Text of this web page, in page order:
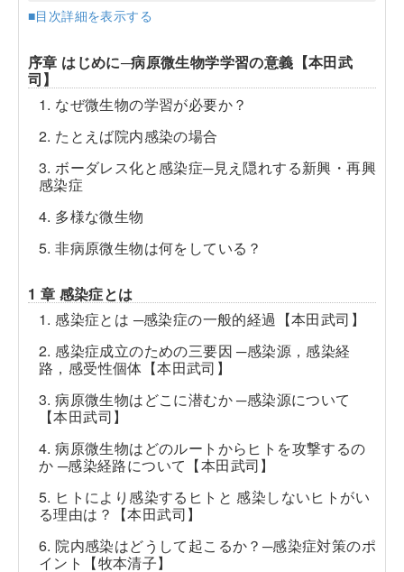
■目次詳細を表示する
序章 はじめに─病原微生物学学習の意義【本田武
司】
1. なぜ微生物の学習が必要か？
2. たとえば院内感染の場合
3. ボーダレス化と感染症─見え隠れする新興・再興
感染症
4. 多様な微生物
5. 非病原微生物は何をしている？
1 章 感染症とは
1. 感染症とは ─感染症の一般的経過【本田武司】
2. 感染症成立のための三要因 ─感染源，感染経
路，感受性個体【本田武司】
3. 病原微生物はどこに潜むか ─感染源について
【本田武司】
4. 病原微生物はどのルートからヒトを攻撃するの
か ─感染経路について【本田武司】
5. ヒトにより感染するヒトと 感染しないヒトがい
る理由は？【本田武司】
6. 院内感染はどうして起こるか？─感染症対策のポ
イント【牧本清子】